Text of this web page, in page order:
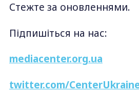
Стежте за оновленнями.
Підпишіться на нас:
mediacenter.org.ua
twitter.com/